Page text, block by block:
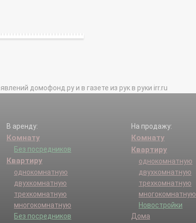
домофонд.ру и в газете из рук в руки irr.ru
В аренду:
Комнату
Без посредников
Квартиру
однокомнатную
двухкомнатную
трехкомнатную
многокомнатную
Без посредников
На продажу:
Комнату
Квартиру
однокомнатную
двухкомнатную
трехкомнатную
многокомнатную
Новостройки
Дома